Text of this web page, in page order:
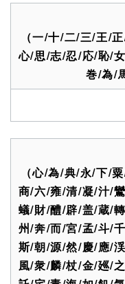
（一/十/二/三/王/
心/思/志/忍/応/恥/
巻/為/
（心/為/典/永/下/
商/六/雍/清/凝/汁/
蟻/財/醴/辟/盖/蔵/
州/奔/而/宮/孟/斗/
斯/朝/源/然/慶/應/
風/衆/麟/杖/金/廵/